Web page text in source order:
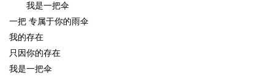
我是一把伞
一把 专属于你的雨伞
我的存在
只因你的存在
我是一把伞